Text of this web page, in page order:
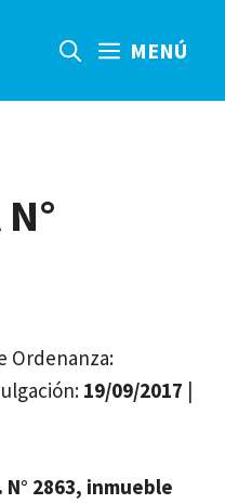
MENÚ
Ordenanza:
19/09/2017 |
2863, inmueble